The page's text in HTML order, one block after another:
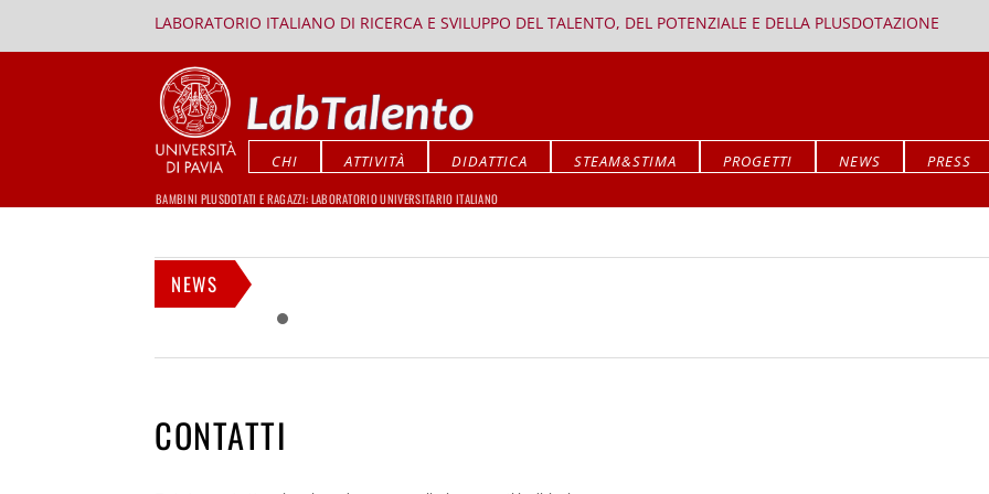
LABORATORIO ITALIANO DI RICERCA E SVILUPPO DEL TALENTO, DEL POTENZIALE E DELLA PLUSDOTAZIONE
BAMBINI PLUSDOTATI E RAGAZZI: LABORATORIO UNIVERSITARIO ITALIANO
CHI ATTIVITÀ DIDATTICA STEAM&STIMA PROGETTI NEWS PRESS
NEWS
CONTATTI